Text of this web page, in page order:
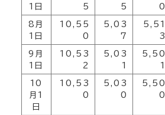
1日
5
5
0
8月
1日
10,55
0
5,03
7
5,51
3
9月
1日
10,53
2
5,03
1
5,50
1
10
月1
日
10,53
0
5,03
0
5,50
0